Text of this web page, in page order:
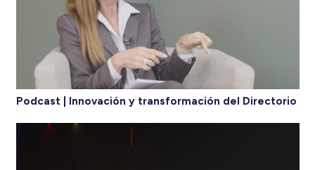
Podcast | Innovación y transformación del Directorio